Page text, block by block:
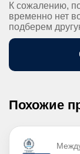
К сожалению,
временно нет
подберем
Похожие